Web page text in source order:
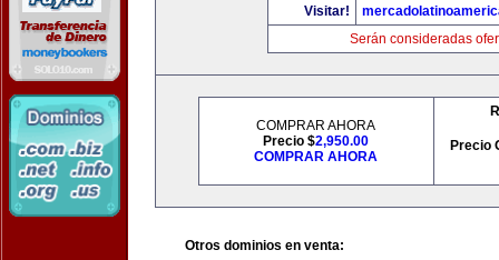
Visitar!
Serán consideradas
COMPRAR AHORA
Precio $2,950.00
COMPRAR AHORA
Precio
Otros dominios en venta: